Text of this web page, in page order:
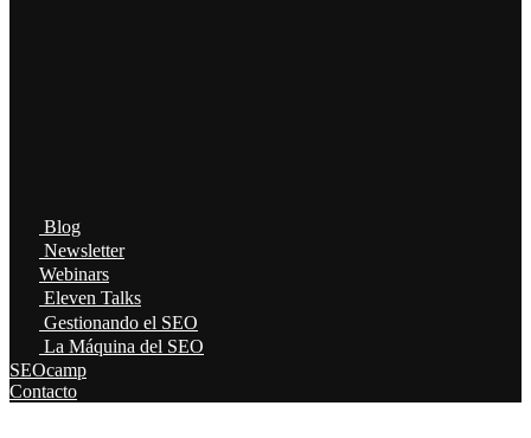
Blog
Newsletter
Webinars
Eleven Talks
Gestionando el SEO
La Máquina del SEO
SEOcamp
Contacto